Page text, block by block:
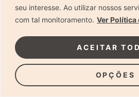
seu interesse. Ao utilizar nossos
com tal monitoramento. Ver Política
OPÇÕES
ACEITAR
Diário de uma grávida e sua
Dica de especialista: como
no ensaio newborn?